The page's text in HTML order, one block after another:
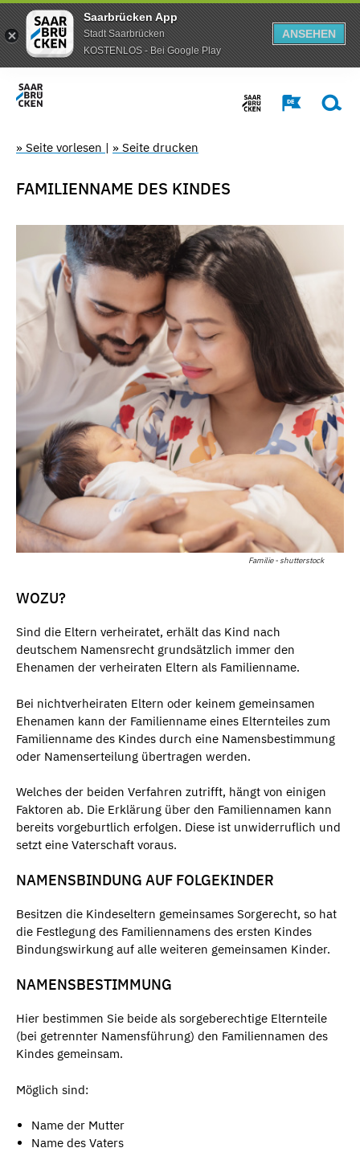
Saarbrücken App
Stadt Saarbrücken
KOSTENLOS - Bei Google Play
ANSEHEN
» Seite vorlesen | » Seite drucken
FAMILIENNAME DES KINDES
Familie - shutterstock
WOZU?
Sind die Eltern verheiratet, erhält das Kind nach
deutschem Namensrecht grundsätzlich immer den
Ehenamen der verheiraten Eltern als Familienname.
Bei nichtverheiraten Eltern oder keinem gemeinsamen
Ehenamen kann der Familienname eines Elternteiles zum
Familienname des Kindes durch eine Namensbestimmung
oder Namenserteilung übertragen werden.
Welches der beiden Verfahren zutrifft, hängt von einigen
Faktoren ab. Die Erklärung über den Familiennamen kann
bereits vorgeburtlich erfolgen. Diese ist unwiderruflich und
setzt eine Vaterschaft voraus.
NAMENSBINDUNG AUF FOLGEKINDER
Besitzen die Kindeseltern gemeinsames Sorgerecht, so hat
die Festlegung des Familiennamens des ersten Kindes
Bindungswirkung auf alle weiteren gemeinsamen Kinder.
NAMENSBESTIMMUNG
Hier bestimmen Sie beide als sorgeberechtige Elternteile
(bei getrennter Namensführung) den Familiennamen des
Kindes gemeinsam.
Möglich sind:
Name der Mutter
Name des Vaters